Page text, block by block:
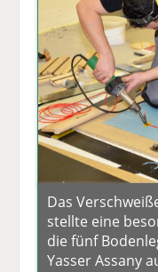
Das
stellte eine
die fünf
Yasser Assany